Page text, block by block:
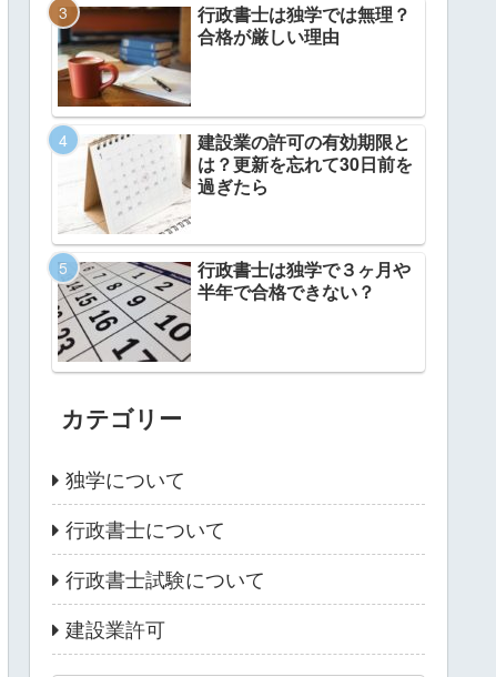
行政書士は独学では無理？
合格が厳しい理由
建設業の許可の有効期限と
は？更新を忘れて30日前を
過ぎたら
行政書士は独学で３ヶ月や
半年で合格できない？
カテゴリー
独学について
行政書士について
行政書士試験について
建設業許可